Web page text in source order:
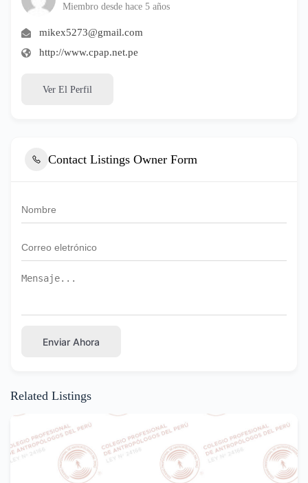
Miembro desde hace 5 años
mikex5273@gmail.com
http://www.cpap.net.pe
Ver El Perfil
Contact Listings Owner Form
Enviar Ahora
Related Listings